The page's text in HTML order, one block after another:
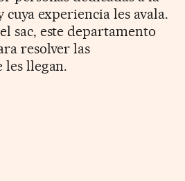
experiencia les avala.
sac, este departamento
resolver las
les llegan.